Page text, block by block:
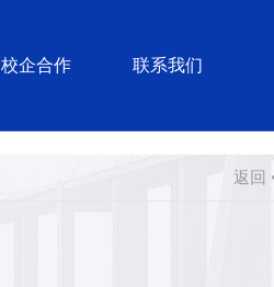
校企合作 联系我们
返回